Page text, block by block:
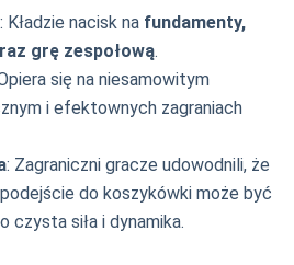
: Kładzie nacisk na fundamenty,
grę zespołową.
się na niesamowitym
i efektownych zagraniach
: Zagraniczni gracze udowodnili, że
do koszykówki może być
czysta siła i dynamika.